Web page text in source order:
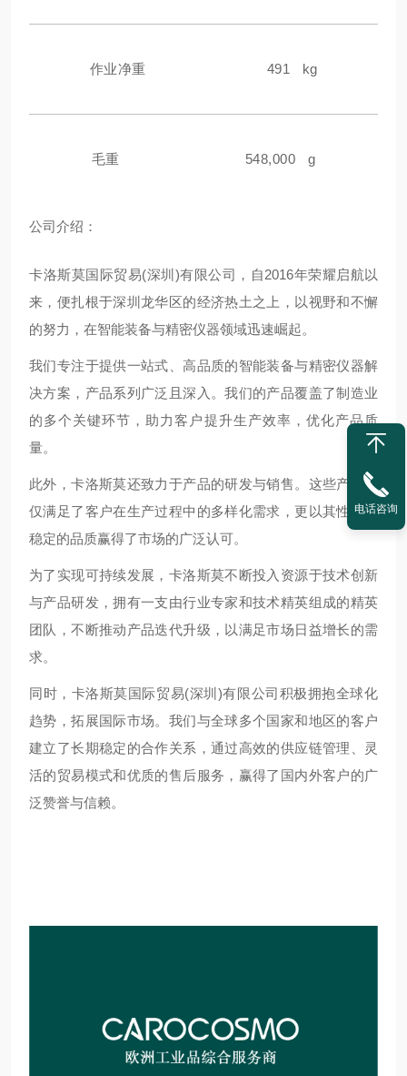
作业净重 491 kg
毛重 548,000 g
公司介绍：
卡洛斯莫国际贸易(深圳)有限公司，自2016年荣耀启航以
来，便扎根于深圳龙华区的经济热土之上，以视野和不懈
的努力，在智能装备与精密仪器领域迅速崛起。
我们专注于提供一站式、高品质的智能装备与精密仪器解
决方案，产品系列广泛且深入。我们的产品覆盖了制造业
的多个关键环节，助力客户提升生产效率，优化产品质
量。
此外，卡洛斯莫还致力于产品的研发与销售。这些产品不
仅满足了客户在生产过程中的多样化需求，更以其性能和
稳定的品质赢得了市场的广泛认可。
为了实现可持续发展，卡洛斯莫不断投入资源于技术创新
与产品研发，拥有一支由行业专家和技术精英组成的精英
团队，不断推动产品迭代升级，以满足市场日益增长的需
求。
同时，卡洛斯莫国际贸易(深圳)有限公司积极拥抱全球化
趋势，拓展国际市场。我们与全球多个国家和地区的客户
建立了长期稳定的合作关系，通过高效的供应链管理、灵
活的贸易模式和优质的售后服务，赢得了国内外客户的广
泛赞誉与信赖。
电话咨询